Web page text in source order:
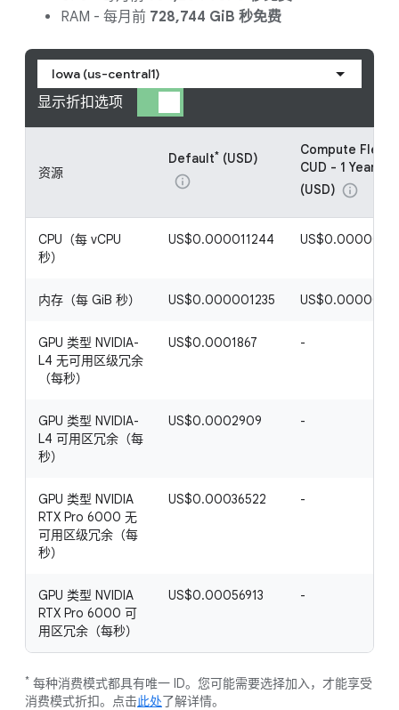
RAM - 每月前 728,744 GiB 秒免费
Iowa (us-central1)
显示折扣选项
资源
Default* (USD)
info
Compute
CUD - 1 Year
(USD) info
CPU（每 vCPU
秒）
US$0.000011244
内存（每 GiB 秒） US$0.000001235
GPU 类型 NVIDIA-
L4 无可用区级冗余
（每秒）
US$0.0001867 -
GPU 类型 NVIDIA-
L4 可用区冗余（每
秒）
US$0.0002909 -
GPU 类型 NVIDIA
RTX Pro 6000 无
可用区级冗余（每
秒）
US$0.00036522 -
GPU 类型 NVIDIA
RTX Pro 6000 可
用区冗余（每秒）
US$0.00056913 -
* 每种消费模式都具有唯一 ID。您可能需要选择加入，才能享受
消费模式折扣。点击此处了解详情。